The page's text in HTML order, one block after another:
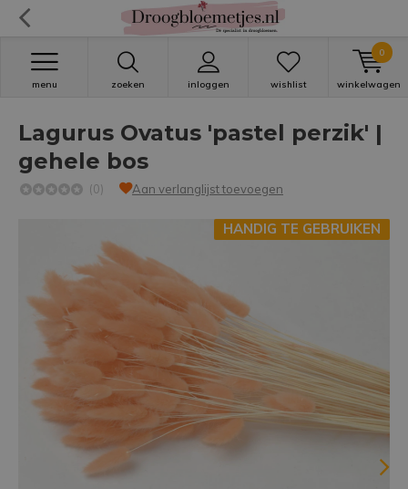
zoeken inloggen
menu wishlist winkelwagen
0
Lagurus Ovatus 'pastel perzik' |
gehele bos
(0) Aan verlanglijst toevoegen
HANDIG TE GEBRUIKEN